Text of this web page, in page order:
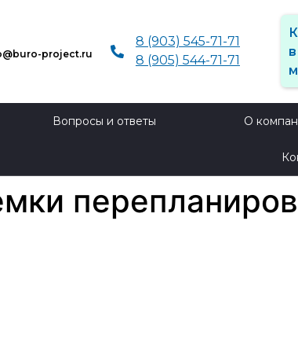
project.ru​
8 (903) 545-71-71
8 (905) 544-71-71
в
Вопросы и ответы О